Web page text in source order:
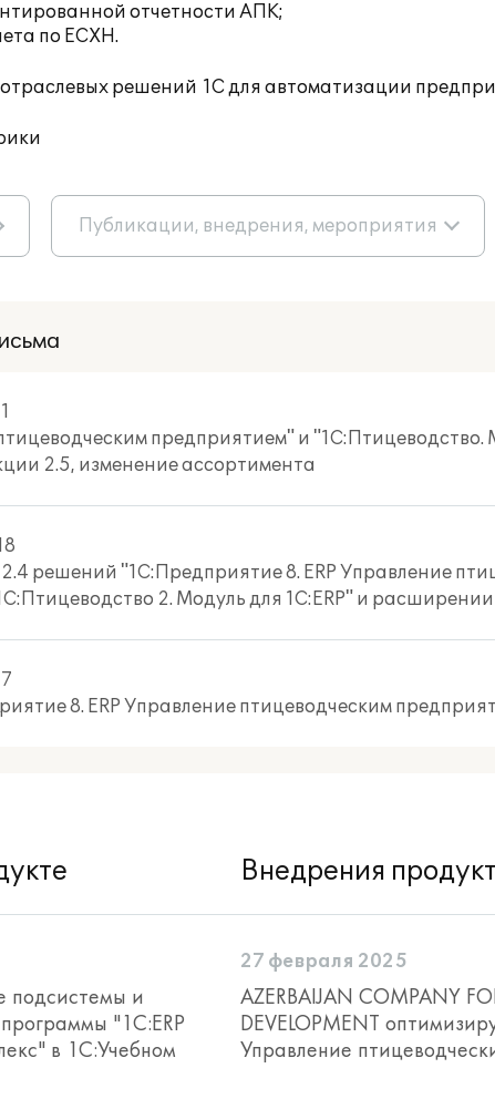
отчетности АПК;
по ЕСХН.
решений 1С для автоматизации
Публикации, внедрения, мероприятия
предприятием" и "1С:Птицеводство.
2.5, изменение ассортимента
решений "1С:Предприятие 8. ERP Управление
2. Модуль для 1С:ERP" и
8. ERP Управление птицеводческим
подсистемы и
"1С:ERP
в 1С:Учебном
Внедрения
27 февраля 2025
AZERBAIJAN COMPANY
DEVELOPMENT
Управление